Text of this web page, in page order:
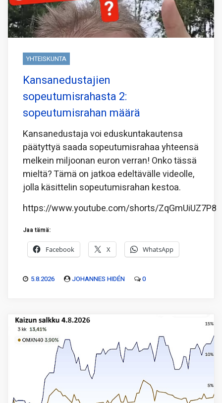
YHTEISKUNTA
Kansanedustajien
sopeutumisrahasta 2:
sopeutumisrahan määrä
Kansanedustaja voi eduskuntakautensa
päätyttyä saada sopeutumisrahaa yhteensä
melkein miljoonan euron verran! Onko tässä
mieltä? Tämä on jatkoa edeltävälle videolle,
jolla käsittelin sopeutumisrahan kestoa.
https://www.youtube.com/shorts/ZqGmUiUZ7P8
Jaa tämä:
Facebook X WhatsApp
5.8.2026 JOHANNES HIDÉN 0